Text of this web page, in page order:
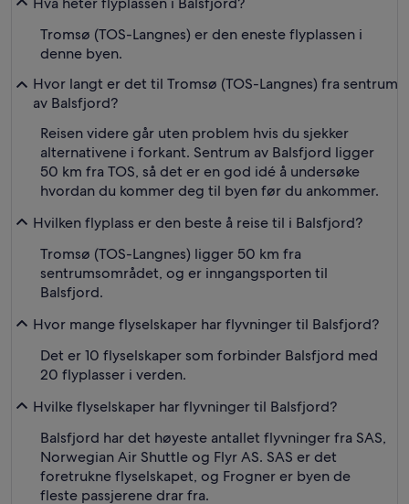
Tromsø (TOS-Langnes) er den eneste flyplassen i
denne byen.
Hvor langt er det til Tromsø (TOS-Langnes) fra sentrum
av Balsfjord?
Reisen videre går uten problem hvis du sjekker
alternativene i forkant. Sentrum av Balsfjord ligger
50 km fra TOS, så det er en god idé å undersøke
hvordan du kommer deg til byen før du ankommer.
Hvilken flyplass er den beste å reise til i Balsfjord?
Tromsø (TOS-Langnes) ligger 50 km fra
sentrumsområdet, og er inngangsporten til
Balsfjord.
Hvor mange flyselskaper har flyvninger til Balsfjord?
Det er 10 flyselskaper som forbinder Balsfjord med
20 flyplasser i verden.
Hvilke flyselskaper har flyvninger til Balsfjord?
Balsfjord har det høyeste antallet flyvninger fra SAS,
Norwegian Air Shuttle og Flyr AS. SAS er det
foretrukne flyselskapet, og Frogner er byen de
fleste passjerene drar fra.